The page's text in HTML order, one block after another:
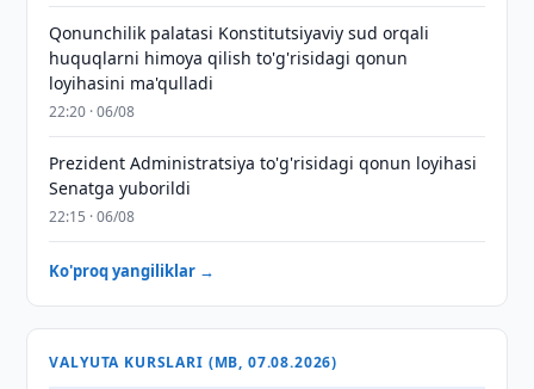
Qonunchilik palatasi Konstitutsiyaviy sud orqali
huquqlarni himoya qilish to'g'risidagi qonun
loyihasini ma'qulladi
22:20 · 06/08
Prezident Administratsiya to'g'risidagi qonun loyihasi
Senatga yuborildi
22:15 · 06/08
Ko'proq yangiliklar →
VALYUTA KURSLARI (MB, 07.08.2026)